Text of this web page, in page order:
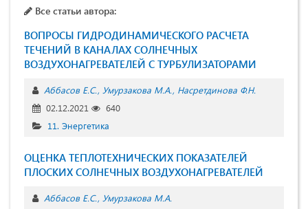
Все статьи автора:
ВОПРОСЫ ГИДРОДИНАМИЧЕСКОГО РАСЧЕТА
ТЕЧЕНИЙ В КАНАЛАХ СОЛНЕЧНЫХ
ВОЗДУХОНАГРЕВАТЕЛЕЙ С ТУРБУЛИЗАТОРАМИ
Аббасов Е.С. Умурзакова М.А. Насретдинова Ф.Н.
02.12.2021
640
11. Энергетика
ОЦЕНКА ТЕПЛОТЕХНИЧЕСКИХ ПОКАЗАТЕЛЕЙ
ПЛОСКИХ СОЛНЕЧНЫХ ВОЗДУХОНАГРЕВАТЕЛЕЙ
Аббасов Е.С. Умурзакова М.А.